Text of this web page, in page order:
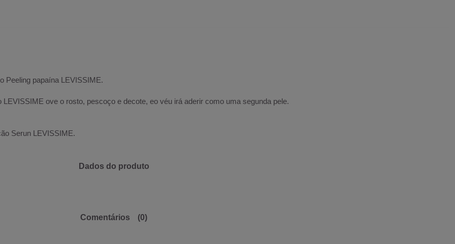
Peeling papaína LEVISSIME.
ove o rosto, pescoço e decote, eo véu irá aderir como uma segunda pele.
Serun LEVISSIME.
Dados do produto
Comentários
(0)